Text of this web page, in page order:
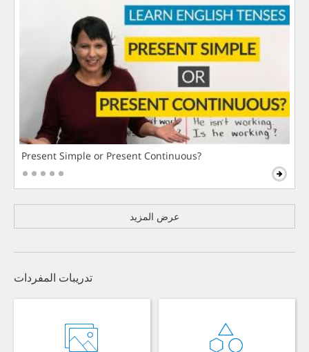
Present Simple or Present Continuous?
عرض المزيد
تدريبات المفردات